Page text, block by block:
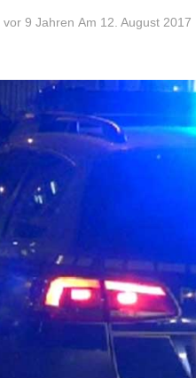
vor 9 Jahren Am 12. August 2017